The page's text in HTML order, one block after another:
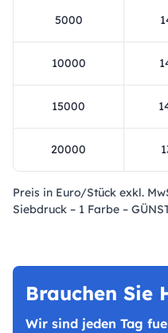
5000
10000
15000
20000
Preis in Euro/Stück exkl.
Siebdruck – 1 Farbe –
Brauchen Sie
Wir sind jeden Tag